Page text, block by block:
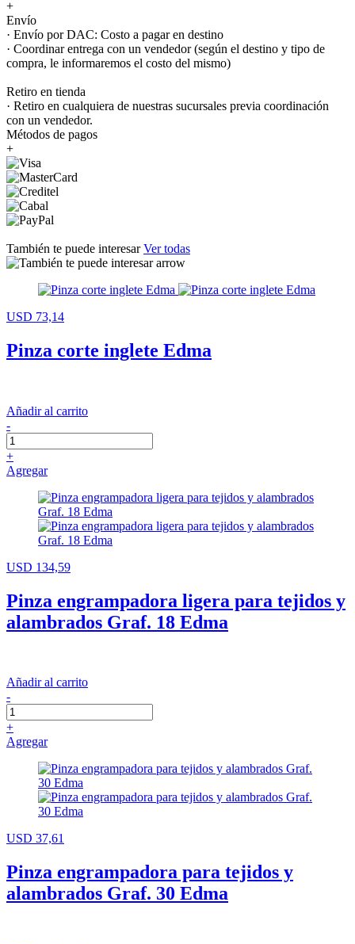
+
Envío
· Envío por DAC: Costo a pagar en destino
· Coordinar entrega con un vendedor (según el destino y tipo de
compra, le informaremos el costo del mismo)
Retiro en tienda
· Retiro en cualquiera de nuestras sucursales previa coordinación
con un vendedor.
Métodos de pagos
+
También te puede interesarVer todas
USD 73,14
Pinza corte inglete Edma
Añadir al carrito
-
+
Agregar
USD 134,59
Pinza engrampadora ligera para tejidos y
alambrados Graf. 18 Edma
Añadir al carrito
-
+
Agregar
USD 37,61
Pinza engrampadora para tejidos y
alambrados Graf. 30 Edma